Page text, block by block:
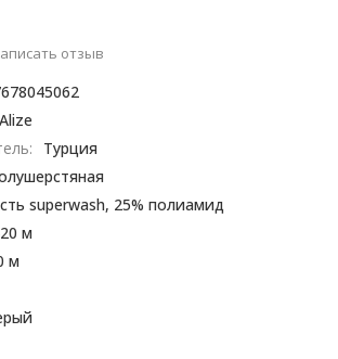
отзыв
Alize
Турция
superwash, 25% полиамид
м
м